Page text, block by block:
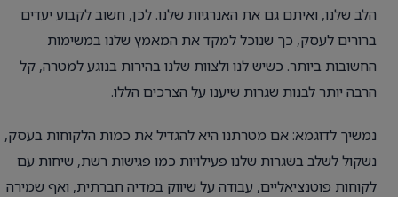
הלב שלנו, ואיתם גם את האנרגיות שלנו. לכן, חשוב לקבוע יעדים
ברורים לעסק, כך שנוכל למקד את המאמץ שלנו במשימות
החשובות ביותר. כשיש לנו ולצוות שלנו בהירות בנוגע למטרה, קל
הרבה יותר לבנות שגרות שיענו על הצרכים הללו.
נמשיך לדוגמא: אם מטרתנו היא להגדיל את כמות הלקוחות בעסק,
נשקול לשלב בשגרות שלנו פעילויות כמו פגישות רשת, שיחות עם
לקוחות פוטנציאליים, עבודה על שיווק במדיה חברתית, ואף שמירה